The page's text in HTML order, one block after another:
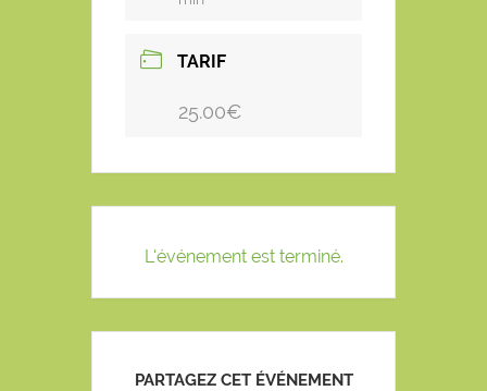
TARIF
25.00€
L'événement est terminé.
PARTAGEZ CET ÉVÉNEMENT